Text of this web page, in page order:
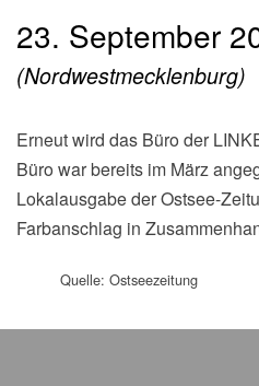
23. September
(Nordwestmecklenburg)
Erneut wird das Büro der LINKEN mit Farbe attackiert. Das
Büro war bereits im März
Lokalausgabe der Ostsee-
Farbanschlag in
Quelle: Ostseezeitung